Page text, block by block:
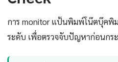
การ monitor แป้นพิมพ์โน๊ตบุ๊คพิ
ระดับ เพื่อตรวจจับปัญหาก่อนกร